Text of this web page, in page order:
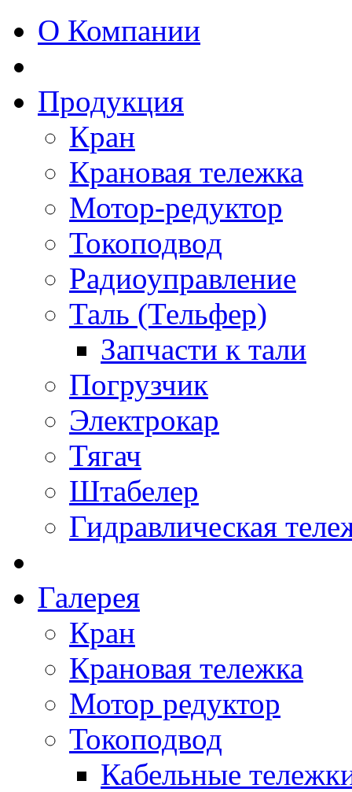
О Компании
Продукция
Кран
Крановая тележка
Мотор-редуктор
Токоподвод
Радиоуправление
Таль (Тельфер)
Запчасти к тали
Погрузчик
Электрокар
Тягач
Штабелер
Гидравлическая
Галерея
Кран
Крановая тележка
Мотор редуктор
Токоподвод
Кабельные